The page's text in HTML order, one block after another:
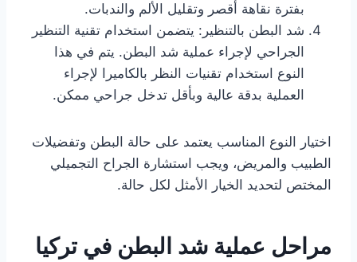
بفترة نقاهة أقصر وتقليل الألم والندبات.
شد البطن بالتنظير: يتضمن استخدام تقنية التنظير
الجراحي لإجراء عملية شد البطن. يتم في هذا
النوع استخدام تقنيات النظر بالكاميرا لإجراء
العملية بدقة عالية وبأقل تدخل جراحي ممكن.
اختيار النوع المناسب يعتمد على حالة البطن وتفضيلات
الطبيب والمريض، ويجب استشارة الجراح التجميلي
المختص لتحديد الخيار الأمثل لكل حالة.
مراحل عملية شد البطن في تركيا